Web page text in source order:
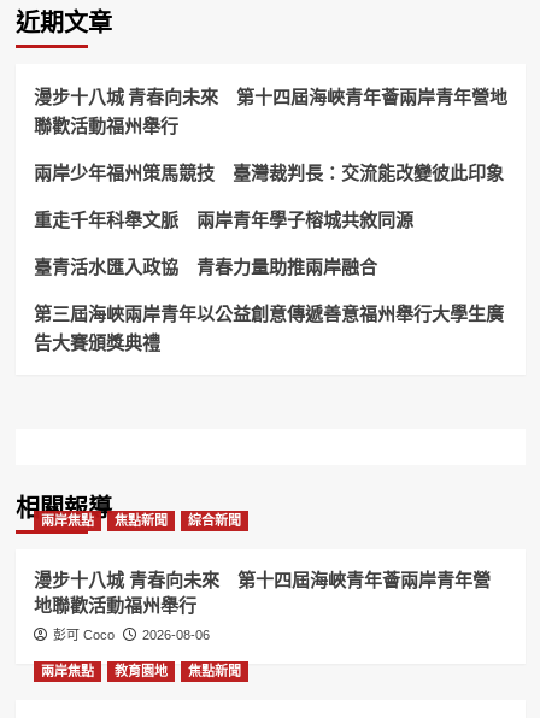
近期文章
漫步十八城 青春向未來 第十四屆海峽青年薈兩岸青年營地
聯歡活動福州舉行
兩岸少年福州策馬競技 臺灣裁判長：交流能改變彼此印象
重走千年科舉文脈 兩岸青年學子榕城共敘同源
臺青活水匯入政協 青春力量助推兩岸融合
第三屆海峽兩岸青年以公益創意傳遞善意福州舉行大學生廣
告大賽頒獎典禮
相關報導
兩岸焦點 焦點新聞 綜合新聞
漫步十八城 青春向未來 第十四屆海峽青年薈兩岸青年營
地聯歡活動福州舉行
彭可 Coco 2026-08-06
兩岸焦點 教育園地 焦點新聞